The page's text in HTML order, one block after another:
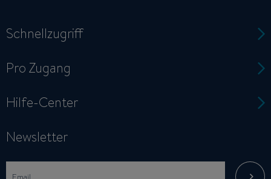
Schnellzugriff
Pro Zugang
Hilfe-Center
Newsletter